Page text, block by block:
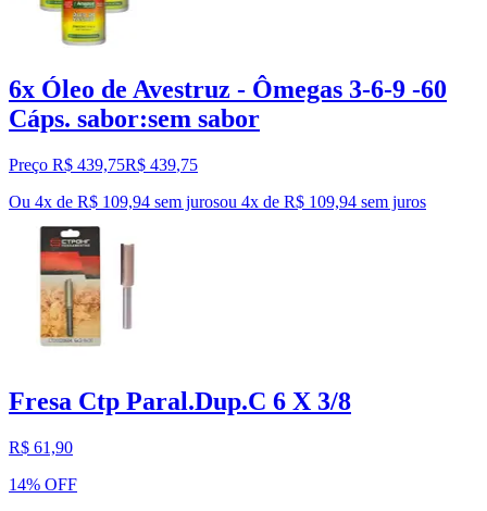
6x Óleo de Avestruz - Ômegas 3-6-9 -60
Cáps. sabor:sem sabor
Preço R$ 439,75R$ 439,75
Ou 4x de R$ 109,94 sem jurosou 4x de R$ 109,94 sem juros
Fresa Ctp Paral.Dup.C 6 X 3/8
R$ 61,90
14% OFF